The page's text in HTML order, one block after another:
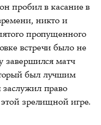
пробил в касание в
никто и
пропущенного
встречи было не
завершился матч
был лучшим
право
этой зрелищной игре.